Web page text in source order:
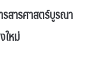
รสารศาสตร์บูรณา
ใหม่